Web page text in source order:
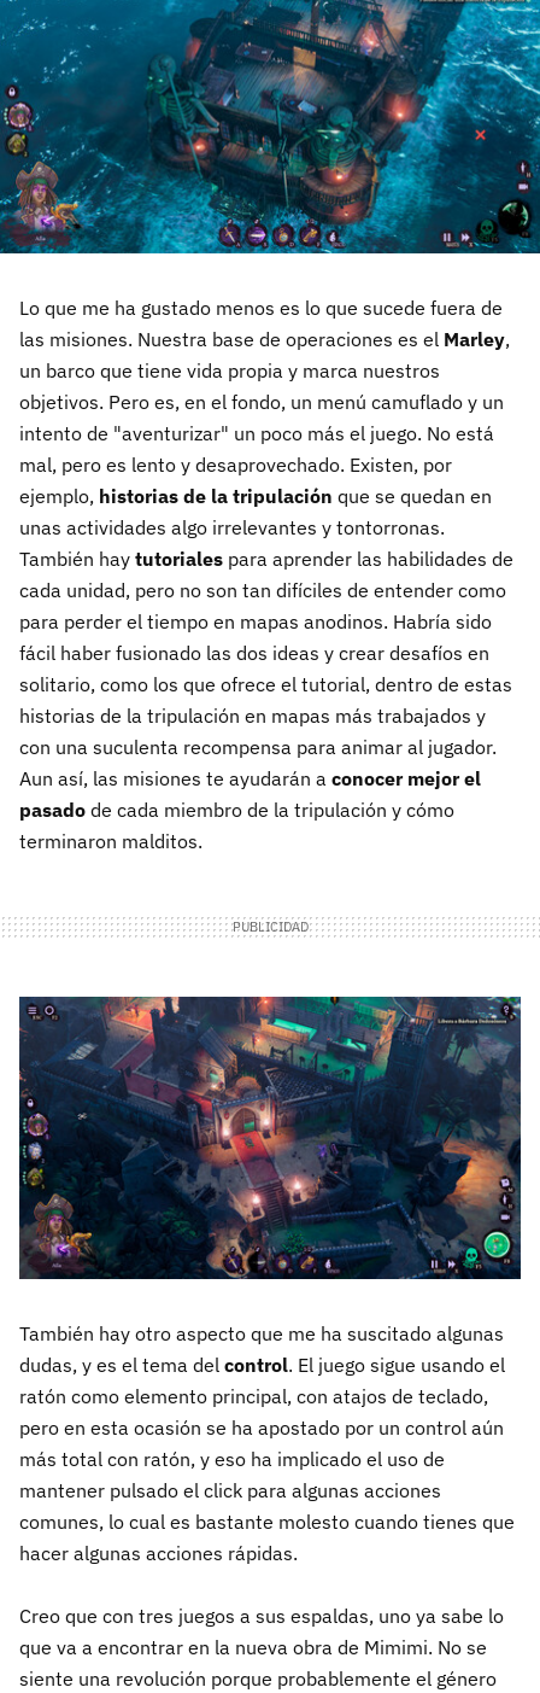
Lo que me ha gustado menos es lo que sucede fuera de
las misiones. Nuestra base de operaciones es el Marley,
un barco que tiene vida propia y marca nuestros
objetivos. Pero es, en el fondo, un menú camuflado y un
intento de "aventurizar" un poco más el juego. No está
mal, pero es lento y desaprovechado. Existen, por
ejemplo, historias de la tripulación que se quedan en
unas actividades algo irrelevantes y tontorronas.
También hay tutoriales para aprender las habilidades de
cada unidad, pero no son tan difíciles de entender como
para perder el tiempo en mapas anodinos. Habría sido
fácil haber fusionado las dos ideas y crear desafíos en
solitario, como los que ofrece el tutorial, dentro de estas
historias de la tripulación en mapas más trabajados y
con una suculenta recompensa para animar al jugador.
Aun así, las misiones te ayudarán a conocer mejor el
pasado de cada miembro de la tripulación y cómo
terminaron malditos.
También hay otro aspecto que me ha suscitado algunas
dudas, y es el tema del control. El juego sigue usando el
ratón como elemento principal, con atajos de teclado,
pero en esta ocasión se ha apostado por un control aún
más total con ratón, y eso ha implicado el uso de
mantener pulsado el click para algunas acciones
comunes, lo cual es bastante molesto cuando tienes que
hacer algunas acciones rápidas.
Creo que con tres juegos a sus espaldas, uno ya sabe lo
que va a encontrar en la nueva obra de Mimimi. No se
siente una revolución porque probablemente el género